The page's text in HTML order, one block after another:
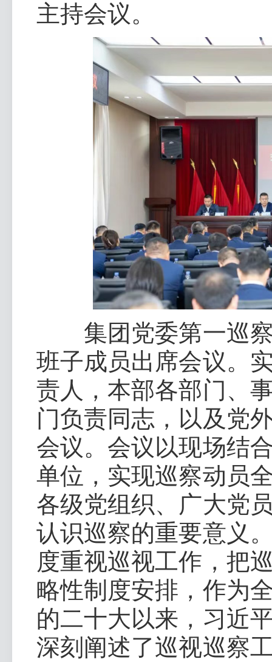
主持会议。
集团党委第一巡察
班子成员出席会议。
责人，本部各部门、
门负责同志，以及党
会议。会议以现场结
单位，实现巡察动员
各级党组织、广大党
认识巡察的重要意义
度重视巡视工作，把
略性制度安排，作为
的二十大以来，习近
深刻阐述了巡视巡察